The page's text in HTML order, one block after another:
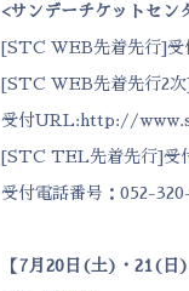
<サンデーチケットセン
[STC WEB先着先行]
[STC WEB先着先行2
受付URL: http://
[STC TEL先着先行]受
受付電話番号：052-
【 7 月 20日 (土) ・ 21( 日 )